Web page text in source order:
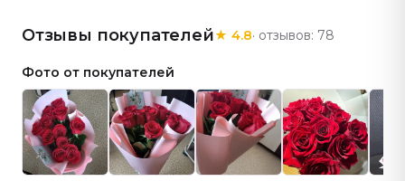
Хорошее дополнение к букету — связка гелиевых
настроения. Подберём похожий вариант с
подходящим количеством цветов и оттенком —
каталог большой. Артикул: 287.
Отзывы покупателей★ 4.8· отзывов: 78
Фото от покупателей